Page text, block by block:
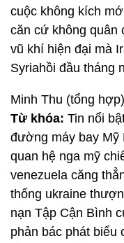
cuộc không kích
căn cứ không quân
vũ khí hiện đại mà
Syriahồi đầu tháng
Minh Thu (tổng hợp)
Từ khóa: Tin nổi
đường máy bay Mỹ
quan hệ nga mỹ
venezuela căng
thống ukraine
nạn Tập Cận Bình
phản bác phát biểu